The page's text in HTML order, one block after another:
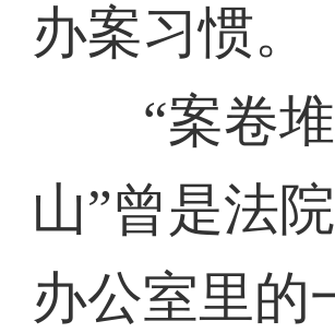
办案习惯。
“案卷堆
山”曾是法
办公室里的